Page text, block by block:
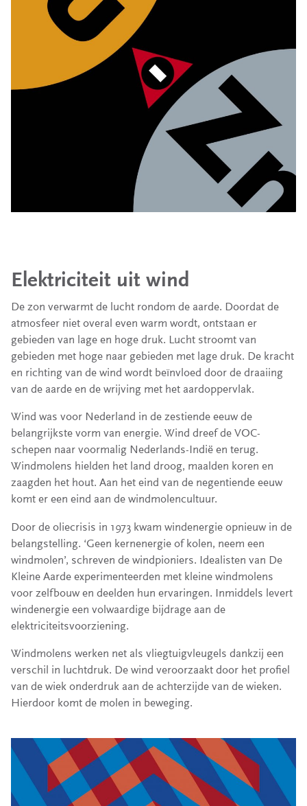
Elektriciteit uit wind
De zon verwarmt de lucht rondom de aarde. Doordat de
atmosfeer niet overal even warm wordt, ontstaan er
gebieden van lage en hoge druk. Lucht stroomt van
gebieden met hoge naar gebieden met lage druk. De kracht
en richting van de wind wordt beïnvloed door de draaiing
van de aarde en de wrijving met het aardoppervlak.
Wind was voor Nederland in de zestiende eeuw de
belangrijkste vorm van energie. Wind dreef de VOC-
schepen naar voormalig Nederlands-Indië en terug.
Windmolens hielden het land droog, maalden koren en
zaagden het hout. Aan het eind van de negentiende eeuw
komt er een eind aan de windmolencultuur.
Door de oliecrisis in 1973 kwam windenergie opnieuw in de
belangstelling. ‘Geen kernenergie of kolen, neem een
windmolen’, schreven de windpioniers. Idealisten van De
Kleine Aarde experimenteerden met kleine windmolens
voor zelfbouw en deelden hun ervaringen. Inmiddels levert
windenergie een volwaardige bijdrage aan de
elektriciteitsvoorziening.
Windmolens werken net als vliegtuigvleugels dankzij een
verschil in luchtdruk. De wind veroorzaakt door het profiel
van de wiek onderdruk aan de achterzijde van de wieken.
Hierdoor komt de molen in beweging.